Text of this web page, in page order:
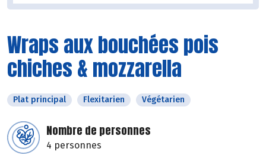
Wraps aux bouchées pois
chiches & mozzarella
Plat principal Flexitarien Végétarien
Nombre de personnes
4 personnes